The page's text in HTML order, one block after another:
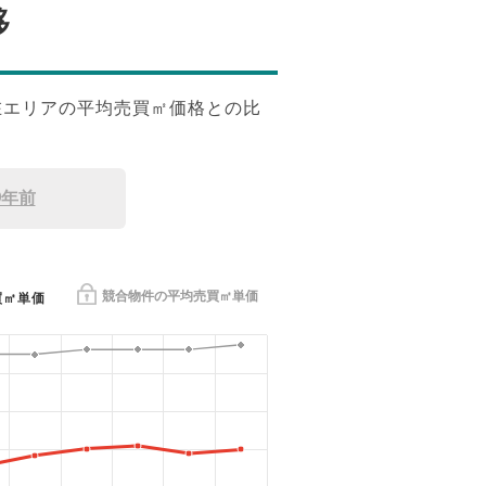
リアの平均売買㎡価格との比
前
競合物件の平均売買㎡単価
単価